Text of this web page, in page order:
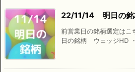
22/11/14 明日の銘
前営業日の銘柄選定は
日の銘柄 ウェッジHD